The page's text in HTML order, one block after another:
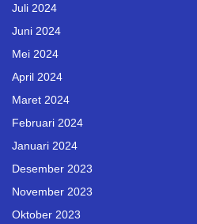
Juli 2024
Juni 2024
Mei 2024
April 2024
Maret 2024
Februari 2024
Januari 2024
Desember 2023
November 2023
Oktober 2023